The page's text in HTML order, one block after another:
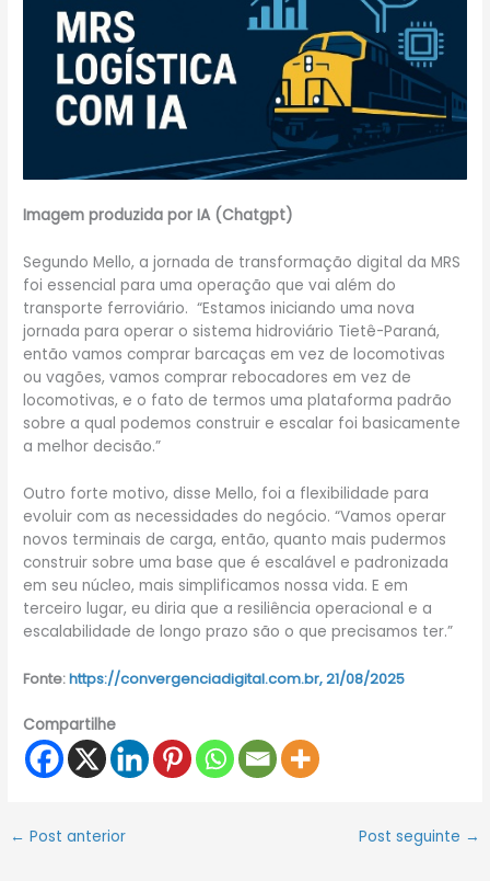
Imagem produzida por IA (Chatgpt)
Segundo Mello, a jornada de transformação digital da MRS
foi essencial para uma operação que vai além do
transporte ferroviário. “Estamos iniciando uma nova
jornada para operar o sistema hidroviário Tietê-Paraná,
então vamos comprar barcaças em vez de locomotivas
ou vagões, vamos comprar rebocadores em vez de
locomotivas, e o fato de termos uma plataforma padrão
sobre a qual podemos construir e escalar foi basicamente
a melhor decisão.”
Outro forte motivo, disse Mello, foi a flexibilidade para
evoluir com as necessidades do negócio. “Vamos operar
novos terminais de carga, então, quanto mais pudermos
construir sobre uma base que é escalável e padronizada
em seu núcleo, mais simplificamos nossa vida. E em
terceiro lugar, eu diria que a resiliência operacional e a
escalabilidade de longo prazo são o que precisamos ter.”
Fonte:https://convergenciadigital.com.br, 21/08/2025
Compartilhe
← Post anterior Post seguinte →